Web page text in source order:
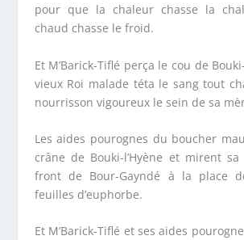
pour que la chaleur chasse la
chaud chasse le froid.
Et M’Barick-Tiflé perça le cou de
vieux Roi malade téta le sang tout
nourrisson vigoureux le sein de sa
Les aides pourognes du boucher
crâne de Bouki-l’Hyène et mirent
front de Bour-Gayndé à la place
feuilles d’euphorbe.
Et M’Barick-Tiflé et ses aides